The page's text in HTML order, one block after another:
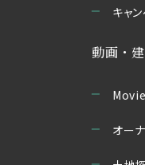
キャ
動画・
オー